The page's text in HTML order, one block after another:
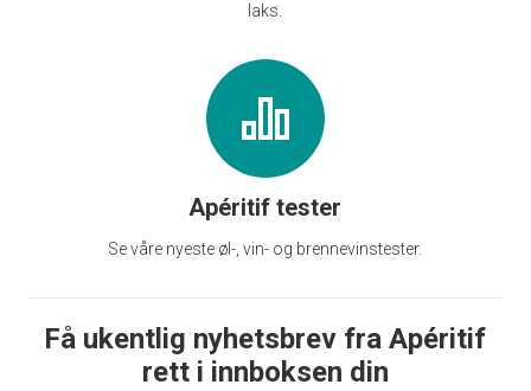
laks.
Apéritif tester
Se våre nyeste øl-, vin- og brennevinstester.
Få ukentlig nyhetsbrev fra Apéritif
rett i innboksen din